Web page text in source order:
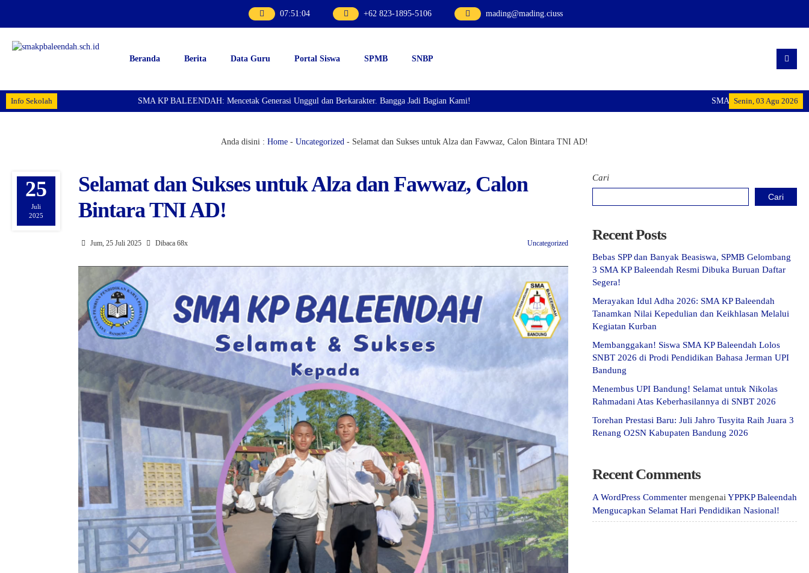
07:51:05 +62 823-1895-5106 mading@mading.ciuss
Beranda Berita Data Guru Portal Siswa SPMB SNBP
Info Sekolah Senin, 03 Agu 2026
SMA KP BALEENDAH:
SMA KP BALEENDAH: Mencetak Generasi Unggul dan Berkarakter. Bangga Jadi Bagian Kami!
Anda disini : Home - Uncategorized - Selamat dan Sukses untuk Alza dan Fawwaz, Calon Bintara TNI AD!
25
Juli
2025
Selamat dan Sukses untuk Alza dan Fawwaz, Calon
Bintara TNI AD!
Jum, 25 Juli 2025 Dibaca 68x Uncategorized
Cari
Cari
Recent Posts
Bebas SPP dan Banyak Beasiswa, SPMB Gelombang
3 SMA KP Baleendah Resmi Dibuka Buruan Daftar
Segera!
Merayakan Idul Adha 2026: SMA KP Baleendah
Tanamkan Nilai Kepedulian dan Keikhlasan Melalui
Kegiatan Kurban
Membanggakan! Siswa SMA KP Baleendah Lolos
SNBT 2026 di Prodi Pendidikan Bahasa Jerman UPI
Bandung
Menembus UPI Bandung! Selamat untuk Nikolas
Rahmadani Atas Keberhasilannya di SNBT 2026
Torehan Prestasi Baru: Juli Jahro Tusyita Raih Juara 3
Renang O2SN Kabupaten Bandung 2026
Recent Comments
A WordPress Commenter mengenai YPPKP Baleendah
Mengucapkan Selamat Hari Pendidikan Nasional!